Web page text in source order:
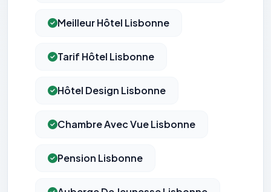
Meilleur Hôtel Lisbonne
Tarif Hôtel Lisbonne
Hôtel Design Lisbonne
Chambre Avec Vue Lisbonne
Pension Lisbonne